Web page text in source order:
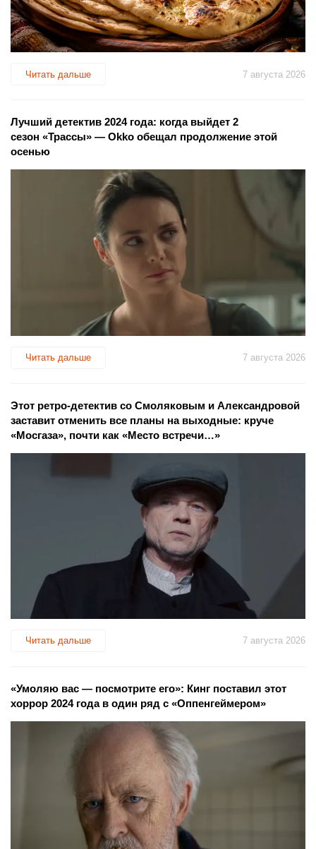
Читать дальше 7 августа 2026
Лучший детектив 2024 года: когда выйдет 2
сезон «Трассы» — Okko обещал продолжение этой
осенью
Читать дальше 7 августа 2026
Этот ретро-детектив со Смоляковым и Александровой
заставит отменить все планы на выходные: круче
«Мосгаза», почти как «Место встречи…»
Читать дальше 7 августа 2026
«Умоляю вас — посмотрите его»: Кинг поставил этот
хоррор 2024 года в один ряд с «Оппенгеймером»